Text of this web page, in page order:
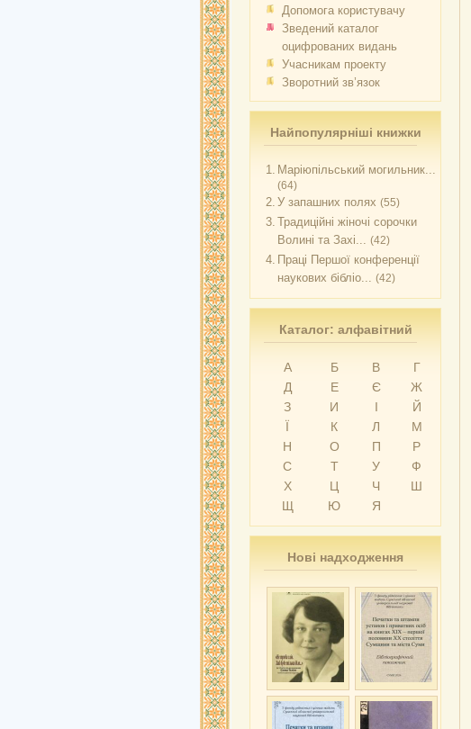
Допомога користувачу
Зведений каталог
оцифрованих видань
Учасникам проекту
Зворотний зв’язок
Найпопулярніші книжки
1. Маріюпільський могильник...
(64)
2. У запашних полях (55)
3. Традиційні жіночі сорочки
Волині та Захі... (42)
4. Праці Першої конференції
наукових бібліо... (42)
Каталог: алфавітний
А Б В
Г
Д
Е Є
Ж
З
И І
Й
Ї
К Л
М
Н
О П
Р
С
Т У
Ф
Х
Ц Ч
Ш
Щ
Ю Я
Нові надходження